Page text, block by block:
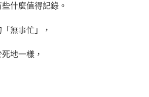
什麼值得記錄。
無事忙」，
地一樣，